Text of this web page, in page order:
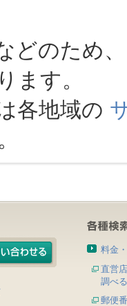
どのため
ます。
各地域の
料金
直営
調べる
郵便